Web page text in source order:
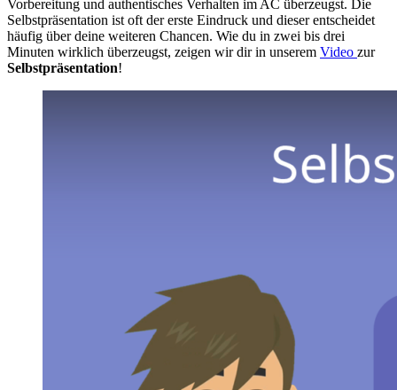
Vorbereitung und authentisches Verhalten im AC überzeugst. Die
Selbstpräsentation ist oft der erste Eindruck und dieser entscheidet
häufig über deine weiteren Chancen. Wie du in zwei bis drei
Minuten wirklich überzeugst, zeigen wir dir in unserem Video zur
Selbstpräsentation!